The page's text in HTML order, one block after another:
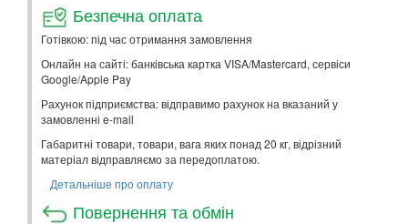
Безпечна оплата
Готівкою: під час отримання замовлення
Онлайн на сайті: банківська картка VISA/Mastercard, сервіси
Google/Apple Pay
Рахунок підприємства: відправимо рахунок на вказаний у
замовленні e-mail
Габаритні товари, товари, вага яких понад 20 кг, відрізний
матеріал відправляємо за передоплатою.
Детальніше про оплату
Повернення та обмін